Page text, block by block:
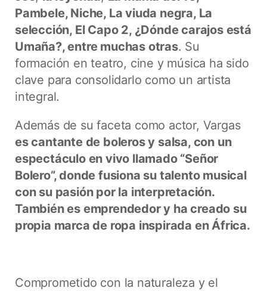
Pambele, Niche, La viuda negra, La
selección, El Capo 2, ¿Dónde carajos está
Umaña?, entre muchas otras. Su
formación en teatro, cine y música ha sido
clave para consolidarlo como un artista
integral.
Además de su faceta como actor, Vargas
es cantante de boleros y salsa, con un
espectáculo en vivo llamado “Señor
Bolero”, donde fusiona su talento musical
con su pasión por la interpretación.
También es emprendedor y ha creado su
propia marca de ropa inspirada en África.
Comprometido con la naturaleza y el